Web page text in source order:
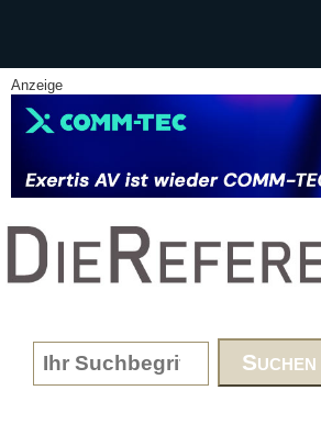
Anzeige
www.DieReferenz.de
Search form